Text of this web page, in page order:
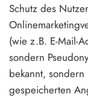
Schutz des
(wie z.B. E-Mail-
sondern
bekannt,
gespeicherten